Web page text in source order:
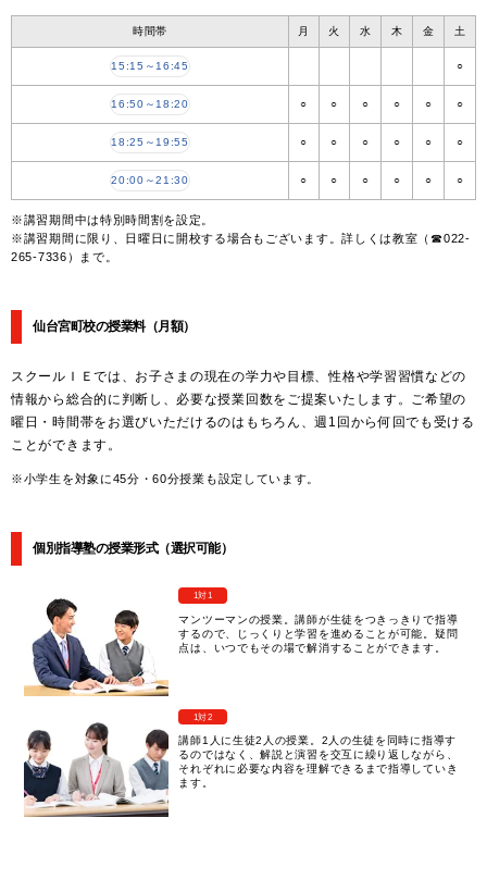
時間帯 月 火 水 木 金 土
15:15～16:45 ○
16:50～18:20 ○ ○ ○ ○ ○ ○
18:25～19:55 ○ ○ ○ ○ ○ ○
20:00～21:30 ○ ○ ○ ○ ○ ○
※講習期間中は特別時間割を設定。
※講習期間に限り、日曜日に開校する場合もございます。詳しくは教室（☎022-
265-7336）まで。
仙台宮町校の授業料（月額）
スクールＩＥでは、お子さまの現在の学力や目標、性格や学習習慣などの
情報から総合的に判断し、必要な授業回数をご提案いたします。ご希望の
曜日・時間帯をお選びいただけるのはもちろん、週1回から何回でも受ける
ことができます。
※小学生を対象に45分・60分授業も設定しています。
個別指導塾の授業形式（選択可能）
1対1
マンツーマンの授業。講師が生徒をつきっきりで指導
するので、じっくりと学習を進めることが可能。疑問
点は、いつでもその場で解消することができます。
1対2
講師1人に生徒2人の授業。2人の生徒を同時に指導す
るのではなく、解説と演習を交互に繰り返しながら、
それぞれに必要な内容を理解できるまで指導していき
ます。